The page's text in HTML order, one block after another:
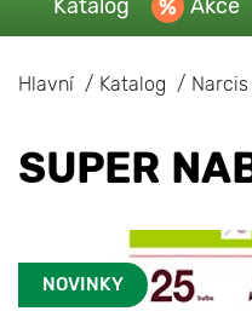
Katalog Akce
Hlavní Katalog Narcis
SUPER
NOVINKY